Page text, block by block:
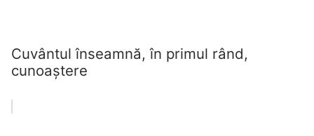
Cuvântul înseamnă, în primul rând,
cunoaștere